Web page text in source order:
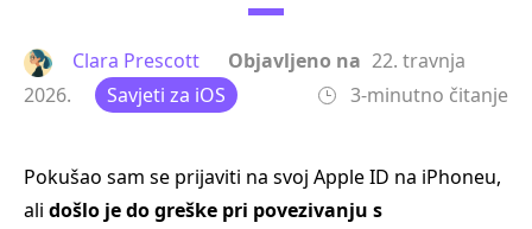
Clara Prescott Objavljeno na 22. travnja
2026.
Savjeti za iOS 3-minutno čitanje
Pokušao sam se prijaviti na svoj Apple ID na iPhoneu,
ali došlo je do greške pri povezivanju s